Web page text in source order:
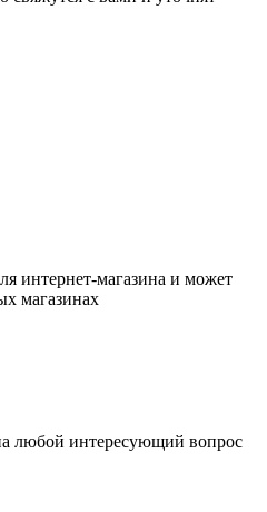
интернет-магазина и может
магазинах
любой интересующий вопрос